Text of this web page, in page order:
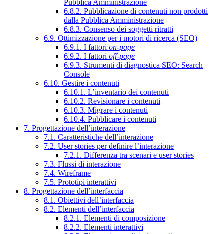
Pubblica Amministrazione
6.8.2. Pubblicazione di contenuti non prodotti
dalla Pubblica Amministrazione
6.8.3. Consenso dei soggetti ritratti
6.9. Ottimizzazione per i motori di ricerca (SEO)
6.9.1. I fattori on-page
6.9.2. I fattori off-page
6.9.3. Strumenti di diagnostica SEO: Search
Console
6.10. Gestire i contenuti
6.10.1. L’inventario dei contenuti
6.10.2. Revisionare i contenuti
6.10.3. Migrare i contenuti
6.10.4. Pubblicare i contenuti
7. Progettazione dell’interazione
7.1. Caratteristiche dell’interazione
7.2. User stories per definire l’interazione
7.2.1. Differenza tra scenari e user stories
7.3. Flussi di interazione
7.4. Wireframe
7.5. Prototipi interattivi
8. Progettazione dell’interfaccia
8.1. Obiettivi dell’interfaccia
8.2. Elementi dell’interfaccia
8.2.1. Elementi di composizione
8.2.2. Elementi interattivi